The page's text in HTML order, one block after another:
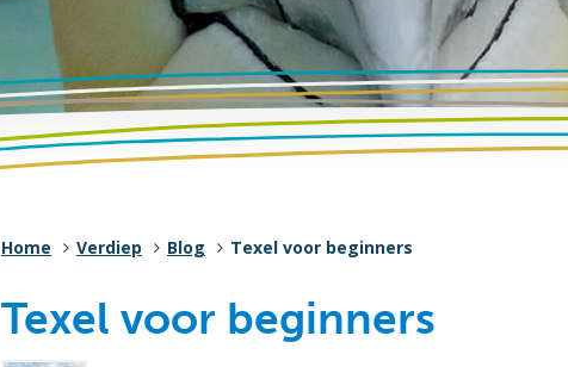
Home Verdiep Blog Texel voor beginners
Texel voor beginners